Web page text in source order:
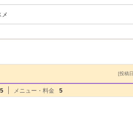
メ
[投稿
5 メニュー・料金 5